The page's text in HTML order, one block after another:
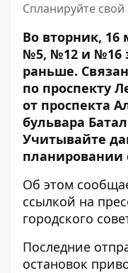
Спланируйте
Во вторник,
№5, №12 и №16
раньше.
по проспекту
от проспекта
бульвара
Учитывайте
планировании
Об этом
ссылкой на
городского
Последние
остановок